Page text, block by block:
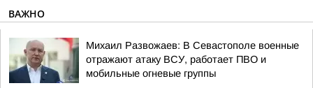
ВАЖНО
Михаил Развожаев: В Севастополе военные
отражают атаку ВСУ, работает ПВО и
мобильные огневые группы